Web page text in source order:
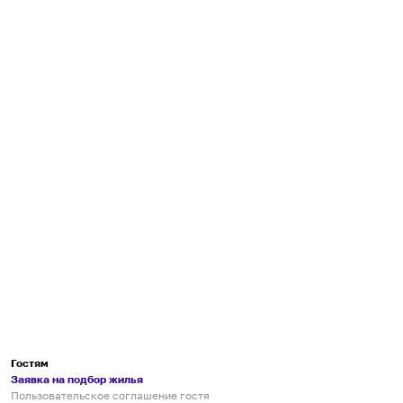
Гостям
Заявка на подбор жилья
Пользовательское соглашение гостя